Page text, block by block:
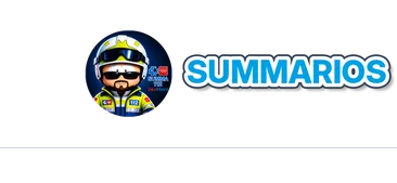
contenido